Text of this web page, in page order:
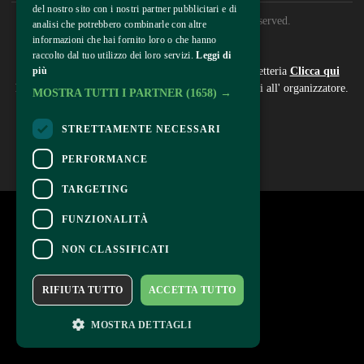
© 2026 HCE International. All rights reserved.
Contatti
Per informazioni e supporto all'acquisto della biglietteria Clicca qui
Per informazioni sul programma e l'evento, rivolgersi all' organizzatore
del nostro sito con i nostri partner pubblicitari e di
analisi che potrebbero combinarle con altre
informazioni che hai fornito loro o che hanno
raccolto dal tuo utilizzo dei loro servizi. Leggi di
più
MOSTRA TUTTI I PARTNER (1658) →
STRETTAMENTE NECESSARI
PERFORMANCE
TARGETING
FUNZIONALITÀ
NON CLASSIFICATI
ACCETTA TUTTO
RIFIUTA TUTTO
MOSTRA DETTAGLI